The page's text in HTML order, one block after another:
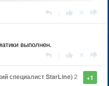
выполнен.
+1
специалист StarLine)2